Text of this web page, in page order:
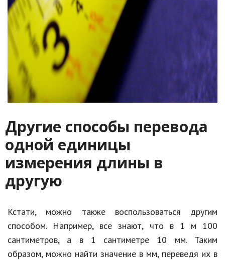
Другие способы перевода
одной единицы
измерения длины в
другую
Кстати, можно также воспользоваться другим
способом. Например, все знают, что в 1 м 100
сантиметров, а в 1 сантиметре 10 мм. Таким
образом, можно найти значение в мм, переведя их в